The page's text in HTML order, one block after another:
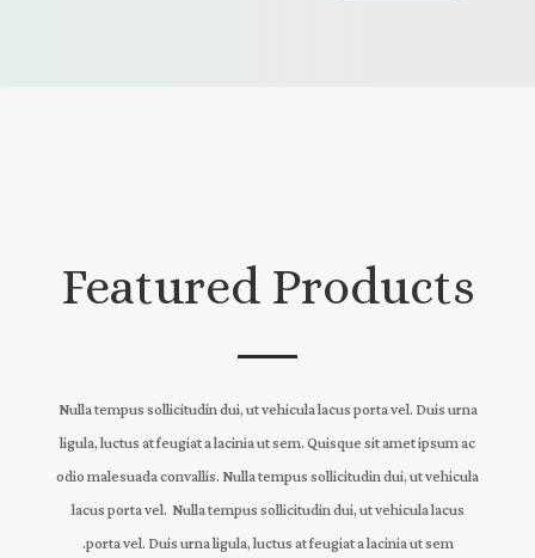
Featured Products
Nulla tempus sollicitudin dui, ut vehicula lacus porta vel. Duis urna
ligula, luctus at feugiat a lacinia ut sem. Quisque sit amet ipsum ac
odio malesuada convallis. Nulla tempus sollicitudin dui, ut vehicula
lacus porta vel. Nulla tempus sollicitudin dui, ut vehicula lacus
porta vel. Duis urna ligula, luctus at feugiat a lacinia ut sem.